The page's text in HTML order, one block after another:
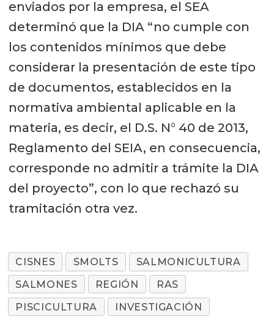
enviados por la empresa, el SEA
determinó que la DIA “no cumple con
los contenidos mínimos que debe
considerar la presentación de este tipo
de documentos, establecidos en la
normativa ambiental aplicable en la
materia, es decir, el D.S. N° 40 de 2013,
Reglamento del SEIA, en consecuencia,
corresponde no admitir a trámite la DIA
del proyecto”, con lo que rechazó su
tramitación otra vez.
CISNES SMOLTS
SALMONICULTURA
SALMONES
REGIÓN
RAS
PISCICULTURA
INVESTIGACIÓN